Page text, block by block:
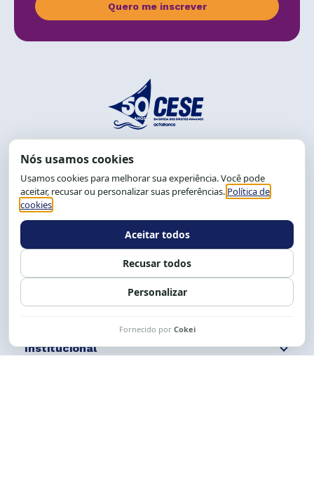
Quero me inscrever
End.: R. da Graça, 150. Graça
CEP: 40.150-055
Salvador-BA, Brasil.
Tel.: (71) 2104-5457, Cel.: (71) 9 9239-2104 ou 2105
Expediente: 8h às 12h e 13 às 17h.
Siga nossas redes Fale conosco
Institucional